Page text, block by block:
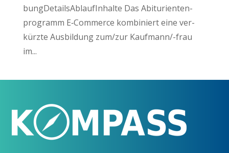
bungDetailsAblaufInhal­te Das Abitu­ri­en­ten­
pro­gramm E‑Commerce kom­bi­niert eine ver­
kürz­te Aus­bil­dung zum/zur Kauf­man­n/-frau
im...